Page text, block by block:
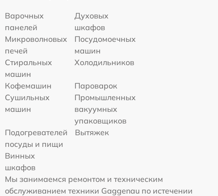
Варочных
панелей
Духовых
шкафов
Микроволновых
печей
Посудомоечных
машин
Стиральных
машин
Холодильников
Кофемашин
Пароварок
Сушильных
машин
Промышленных
вакуумных
упаковщиков
Подогревателей
посуды и пищи
Вытяжек
Винных
шкафов
Мы занимаемся ремонтом и техническим
обслуживанием техники Gaggenau по истечении